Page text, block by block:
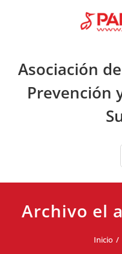
Asociación
Prevención
Archivo el
Inicio